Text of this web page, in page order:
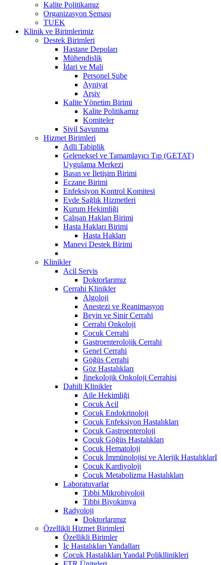
Kalite Politikamız
Organizasyon Şeması
TUEK
Klinik ve Birimlerimiz
Destek Birimleri
Hastane Depoları
Mühendislik
İdari ve Mali
Personel Şube
Ayniyat
Arşiv
Kalite Yönetim Birimi
Kalite Politikamız
Komiteler
Sivil Savunma
Hizmet Birimleri
Adli Tabiplik
Geleneksel ve Tamamlayıcı Tıp (GETAT)
Uygulama Merkezi
Basın ve İletişim Birimi
Eczane Birimi
Enfeksiyon Kontrol Komitesi
Evde Sağlık Hizmetleri
Kurum Hekimliği
Çalışan Hakları Birimi
Hasta Hakları Birimi
Hasta Hakları
Manevi Destek Birimi
Klinikler
Acil Servis
Doktorlarımız
Cerrahi Klinikler
Algoloji
Anestezi ve Reanimasyon
Beyin ve Sinir Cerrahi
Cerrahi Onkoloji
Çocuk Cerrahi
Gastroenterolojik Cerrahi
Genel Cerrahi
Göğüs Cerrahi
Göz Hastalıkları
Jinekolojik Onkoloji Cerrahisi
Dahili Klinikler
Aile Hekimliği
Çocuk Acil
Çocuk Endokrinoloji
Çocuk Enfeksiyon Hastalıkları
Çocuk Gastroenteroloji
Çocuk Göğüs Hastalıkları
Çocuk Hematoloji
Çocuk İmmünolojisi ve Alerjik HastalıklarI
Çocuk Kardiyoloji
Çocuk Metabolizma Hastalıkları
Laboratuvarlar
Tıbbi Mikrobiyoloji
Tıbbi Biyokimya
Radyoloji
Doktorlarımız
Özellikli Hizmet Birimleri
Özellikli Birimler
İç Hastalıkları Yandalları
Çocuk Hastalıkları Yandal Polikllinikleri